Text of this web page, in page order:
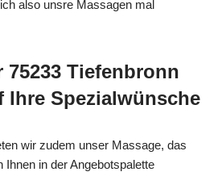
also unsre Massagen mal
75233 Tiefenbronn
Ihre Spezialwünsche
wir zudem unser Massage, das
Ihnen in der Angebotspalette